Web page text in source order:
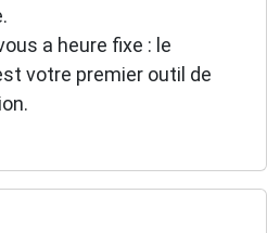
a heure fixe : le
votre premier outil de